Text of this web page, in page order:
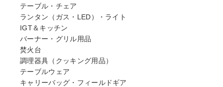
テーブル・チェア
ランタン（ガス・LED）・ライト
IGT＆キッチン
バーナー・グリル用品
焚火台
調理器具（クッキング用品）
テーブルウェア
キャリーバッグ・フィールドギア